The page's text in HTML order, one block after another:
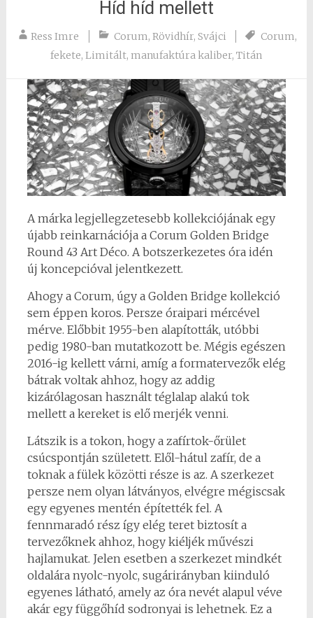
Híd híd mellett
Ress Imre Corum,Rövidhír,Svájci Corum,
fekete,Limitált, manufaktúra kaliber,Titán
A márka legjellegzetesebb kollekciójának egy
újabb reinkarnációja a Corum Golden Bridge
Round 43 Art Déco. A botszerkezetes óra idén
új koncepcióval jelentkezett.
Ahogy a Corum, úgy a Golden Bridge kollekció
sem éppen koros. Persze óraipari mércével
mérve. Előbbit 1955-ben alapították, utóbbi
pedig 1980-ban mutatkozott be. Mégis egészen
2016-ig kellett várni, amíg a formatervezők elég
bátrak voltak ahhoz, hogy az addig
kizárólagosan használt téglalap alakú tok
mellett a kereket is elő merjék venni.
Látszik is a tokon, hogy a zafírtok-őrület
csúcspontján született. Elől-hátul zafír, de a
toknak a fülek közötti része is az. A szerkezet
persze nem olyan látványos, elvégre mégiscsak
egy egyenes mentén építették fel. A
fennmaradó rész így elég teret biztosít a
tervezőknek ahhoz, hogy kiéljék művészi
hajlamukat. Jelen esetben a szerkezet mindkét
oldalára nyolc-nyolc, sugárirányban kiinduló
egyenes látható, amely az óra nevét alapul véve
akár egy függőhíd sodronyai is lehetnek. Ez a